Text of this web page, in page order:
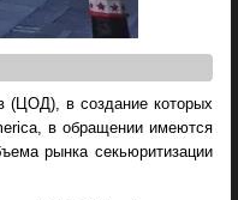
(ЦОД), в создание которых
в обращении имеются
рынка секьюритизации